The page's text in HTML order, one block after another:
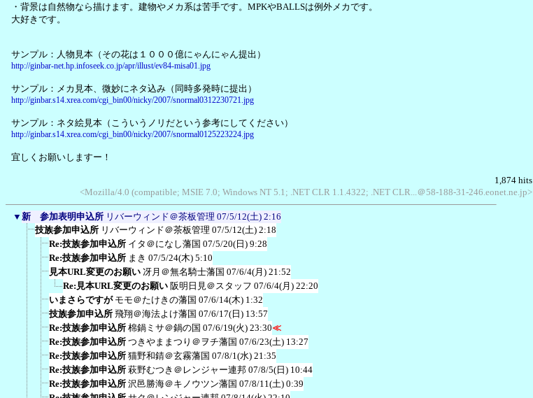
・背景は自然物なら描けます。建物やメカ系は苦手です。MPKやBALLSは例外メカです。
大好きです。
サンプル：人物見本（その花は１０００億にゃんにゃん提出）
http://ginbar-net.hp.infoseek.co.jp/apr/illust/ev84-misa01.jpg
サンプル：メカ見本、微妙にネタ込み（同時多発時に提出）
http://ginbar.s14.xrea.com/cgi_bin00/nicky/2007/snormal0312230721.jpg
サンプル：ネタ絵見本（こういうノリだという参考にしてください）
http://ginbar.s14.xrea.com/cgi_bin00/nicky/2007/snormal0125223224.jpg
宜しくお願いしますー！
1,874 hits
<Mozilla/4.0 (compatible; MSIE 7.0; Windows NT 5.1; .NET CLR 1.1.4322; .NET CLR...＠58-188-31-246.eonet.ne.jp>
▼ 新 参加表明申込所 リバーウィンド＠茶板管理 07/5/12(土) 2:16
技族参加申込所 リバーウィンド＠茶板管理 07/5/12(土) 2:18
Re:技族参加申込所 イタ＠になし藩国 07/5/20(日) 9:28
Re:技族参加申込所 まき 07/5/24(木) 5:10
見本URL変更のお願い 冴月＠無名騎士藩国 07/6/4(月) 21:52
Re:見本URL変更のお願い 阪明日見＠スタッフ 07/6/4(月) 22:20
いまさらですが モモ＠たけきの藩国 07/6/14(木) 1:32
技族参加申込所 飛翔＠海法よけ藩国 07/6/17(日) 13:57
Re:技族参加申込所 棉鍋ミサ＠鍋の国 07/6/19(火) 23:30≪
Re:技族参加申込所 つきやままつり＠ヲチ藩国 07/6/23(土) 13:27
Re:技族参加申込所 猫野和錆＠玄霧藩国 07/8/1(水) 21:35
Re:技族参加申込所 萩野むつき＠レンジャー連邦 07/8/5(日) 10:44
Re:技族参加申込所 沢邑勝海＠キノウツン藩国 07/8/11(土) 0:39